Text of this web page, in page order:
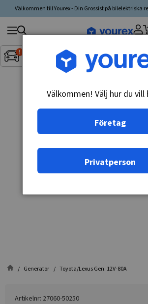
Välkommen till Yourex - Din Grossist på bilelektriska
Inget fordon valt▼
Sök
produkt,
tillverkare,
Generator Toyota/Lexus Gen. 12V-80A
Artikelnr: 27060-50250
Välkommen! Välj hur du vill
Företag
Privatperson